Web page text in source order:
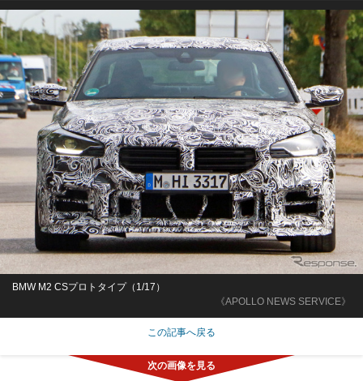
《APOLLO NEWS SERVICE》
BMW M2 CSプロトタイプ（1/17）
この記事へ戻る